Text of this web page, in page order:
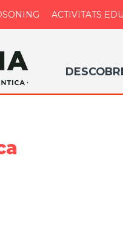
ACTIVITATS